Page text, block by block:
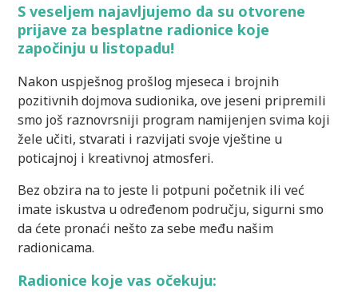
S veseljem najavljujemo da su otvorene
prijave za besplatne radionice koje
započinju u listopadu!
Nakon uspješnog prošlog mjeseca i brojnih
pozitivnih dojmova sudionika, ove jeseni pripremili
smo još raznovrsniji program namijenjen svima koji
žele učiti, stvarati i razvijati svoje vještine u
poticajnoj i kreativnoj atmosferi.
Bez obzira na to jeste li potpuni početnik ili već
imate iskustva u određenom području, sigurni smo
da ćete pronaći nešto za sebe među našim
radionicama.
Radionice koje vas očekuju: